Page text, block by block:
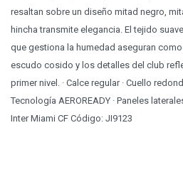
resaltan sobre un diseño mitad negro,
hincha transmite elegancia. El tejido
que gestiona la humedad aseguran
escudo cosido y los detalles del club
primer nivel. · Calce regular · Cuello
Tecnología AEROREADY · Paneles
Inter Miami CF Código: JI9123